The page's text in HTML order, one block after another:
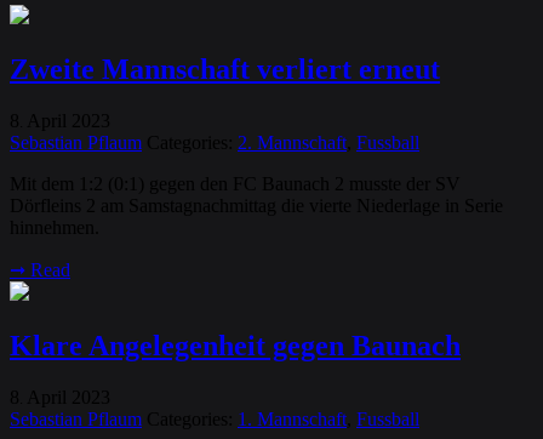
Zweite Mannschaft verliert erneut
8 April
2023
Sebastian Pflaum Categories: 2. Mannschaft Fussball
Mit dem 1:2 (0:1) gegen den FC Baunach 2 musste der SV
Dörfleins 2 am Samstagnachmittag die vierte Niederlage in Serie
hinnehmen.
➞ Read
Klare Angelegenheit gegen Baunach
8 April
2023
Sebastian Pflaum Categories: 1. Mannschaft Fussball